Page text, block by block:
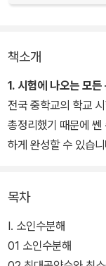
책소개
1. 시험에 나오는 모든
전국 중학교의 학교
총정리했기 때문에 쎈
하게 완성할 수 있습
쉬운 문제에서부터 어
인 수학 학습법입니다
별로 구성하고, B단계
목차
I. 소인수분해
01 소인수분해